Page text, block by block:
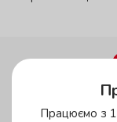
у зеленій зоні!
Працюємо з